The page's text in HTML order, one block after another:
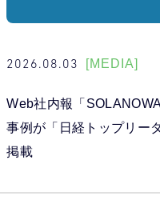
2026.08.03 [MEDIA]
Web社内報「
事例が「日経トップリー
掲載